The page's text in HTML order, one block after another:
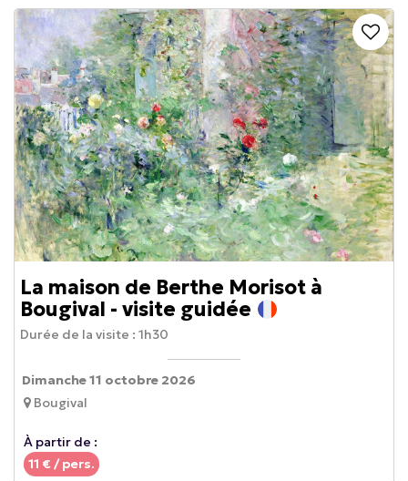
La maison de Berthe Morisot à
Bougival - visite guidée
Bougival
À partir de :
11 € / pers.
Durée de la visite : 1h30
Dimanche 11 octobre 2026